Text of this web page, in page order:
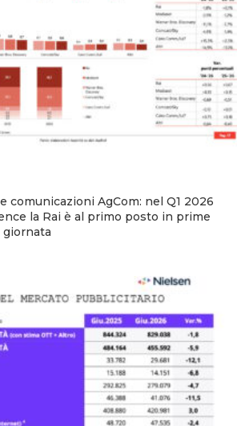
comunicazioni AgCom: nel Q1 2026
la Rai è al primo posto in prime
giornata